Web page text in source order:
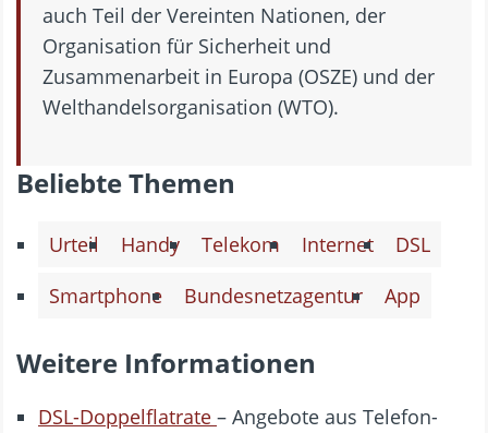
auch Teil der Vereinten Nationen, der
Organisation für Sicherheit und
Zusammenarbeit in Europa (OSZE) und der
Welthandelsorganisation (WTO).
Beliebte Themen
Urteil Handy Telekom Internet
DSL
Smartphone
Bundesnetzagentur App
Weitere Informationen
DSL-Doppelflatrate – Angebote aus Telefon-